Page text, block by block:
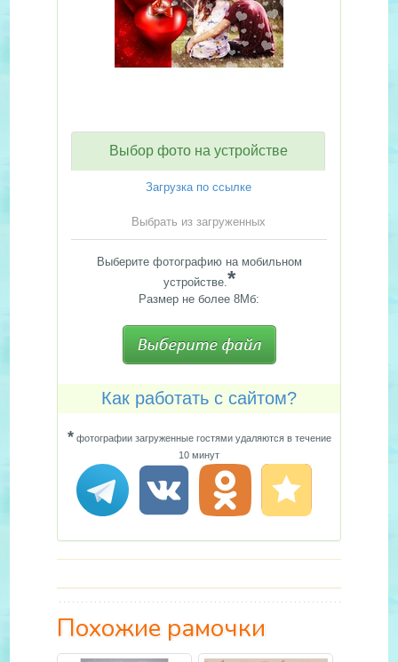
Выбор фото на устройстве
Загрузка по ссылке
Выбрать из загруженных
Выберите фотографию на мобильном
устройстве.*
Размер не более 8Мб:
Как работать с сайтом?
*фотографии загруженные гостями удаляются в течение
10 минут
Похожие рамочки